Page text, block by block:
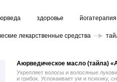
здоровье йогатерапия
лекарственные средства
Аюрведическое масло (тайла)
Укрепляет волосы и волосяные
и грибок. Успокаивает ум и психику,